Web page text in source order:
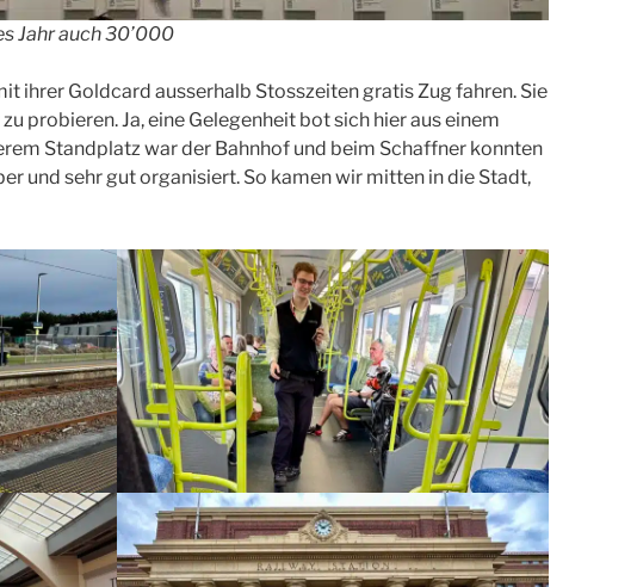
Jahr auch 30’000
ihrer Goldcard ausserhalb Stosszeiten gratis Zug fahren. Sie
probieren. Ja, eine Gelegenheit bot sich hier aus einem
Standplatz war der Bahnhof und beim Schaffner konnten
und sehr gut organisiert. So kamen wir mitten in die Stadt,